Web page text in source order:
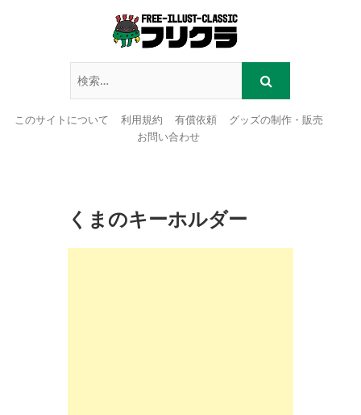
このサイトについて 利用規約 有償依頼
グッズの制作・販売
お問い合わせ
くまのキーホルダー